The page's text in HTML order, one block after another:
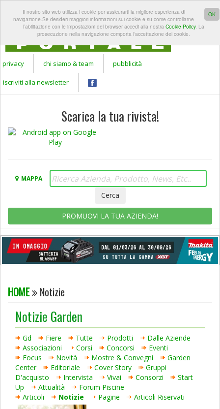
OK
Il nostro sito web utilizza i cookie per assicurarti la migliore esperienza di
navigazione.Se desideri maggiori informazioni sui cookie e su come controllarne
l’abilitazione con le impostazioni del browser accedi alla nostra Cookie Policy. La
prosecuzione nella navigazione comporta l'accettazione dei cookie.
GARDEN
PORTALE
LOGIN
privacy chi siamo & team pubblicità
iscriviti alla newsletter
Scarica la tua rivista!
MAPPA
PROMUOVI LA TUA AZIENDA!
HOME Notizie
Notizie Garden
Gd Fiere Tutte Prodotti
Dalle Aziende
Associazioni
Corsi Concorsi
Eventi
Focus
Novità Mostre & Convegni
Garden
Center
Editoriale Cover Story
Gruppi
D'acquisto
Intervista Vivai Consorzi
Start
Up
Attualità
Forum Piscine
Articoli
Notizie Pagine
Articoli Riservati